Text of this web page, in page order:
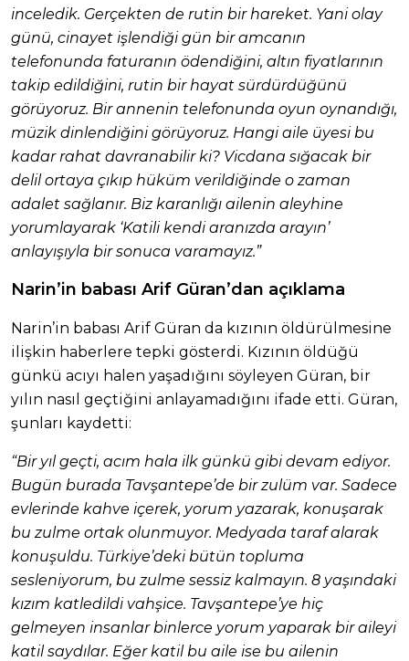
inceledik. Gerçekten de rutin bir hareket. Yani olay
günü, cinayet işlendiği gün bir amcanın
telefonunda faturanın ödendiğini, altın fiyatlarının
takip edildiğini, rutin bir hayat sürdürdüğünü
görüyoruz. Bir annenin telefonunda oyun oynandığı,
müzik dinlendiğini görüyoruz. Hangi aile üyesi bu
kadar rahat davranabilir ki? Vicdana sığacak bir
delil ortaya çıkıp hüküm verildiğinde o zaman
adalet sağlanır. Biz karanlığı ailenin aleyhine
yorumlayarak ‘Katili kendi aranızda arayın’
anlayışıyla bir sonuca varamayız.”
Narin’in babası Arif Güran’dan açıklama
Narin’in babası Arif Güran da kızının öldürülmesine
ilişkin haberlere tepki gösterdi. Kızının öldüğü
günkü acıyı halen yaşadığını söyleyen Güran, bir
yılın nasıl geçtiğini anlayamadığını ifade etti. Güran,
şunları kaydetti:
“Bir yıl geçti, acım hala ilk günkü gibi devam ediyor.
Bugün burada Tavşantepe’de bir zulüm var. Sadece
evlerinde kahve içerek, yorum yazarak, konuşarak
bu zulme ortak olunmuyor. Medyada taraf alarak
konuşuldu. Türkiye’deki bütün topluma
sesleniyorum, bu zulme sessiz kalmayın. 8 yaşındaki
kızım katledildi vahşice. Tavşantepe’ye hiç
gelmeyen insanlar binlerce yorum yaparak bir aileyi
katil saydılar. Eğer katil bu aile ise bu ailenin